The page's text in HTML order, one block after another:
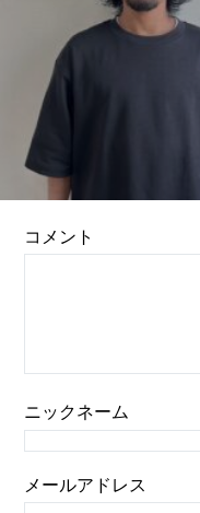
コメント
ニックネーム
メールアドレス